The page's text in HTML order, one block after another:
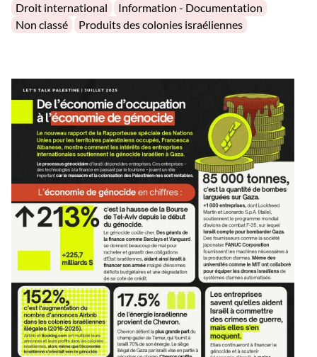
Posted in
Droit international
Information - Documentation
Non classé
Produits des colonies israéliennes